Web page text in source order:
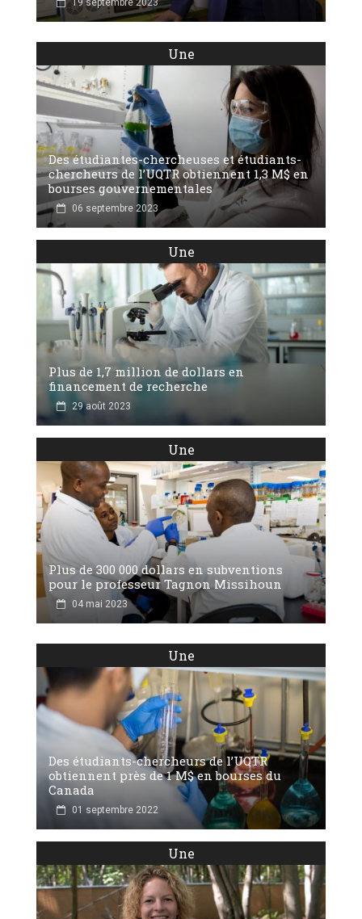
Une
Des étudiantes-chercheuses et étudiants-
chercheurs de l’UQTR obtiennent 1,3 M$ en
bourses gouvernementales
06 septembre 2023
Une
Plus de 1,7 million de dollars en
financement de recherche
29 août 2023
Une
Plus de 300 000 dollars en subventions
pour le professeur Tagnon Missihoun
04 mai 2023
Une
Des étudiants-chercheurs de l’UQTR
obtiennent près de 1 M$ en bourses du
Canada
01 septembre 2022
Une